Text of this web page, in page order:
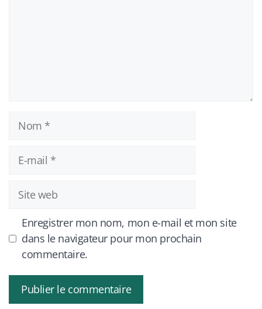
Nom
mail
Site
web
Enregistrer mon nom, mon e-mail et mon site
dans le navigateur pour mon prochain
commentaire.